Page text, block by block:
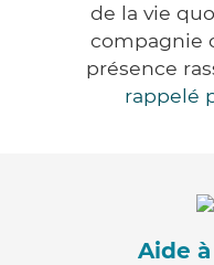
de la vie
compagnie
présence
rappelé
Aide